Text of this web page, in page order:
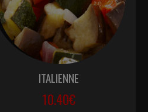
ITALIENNE
10.40€